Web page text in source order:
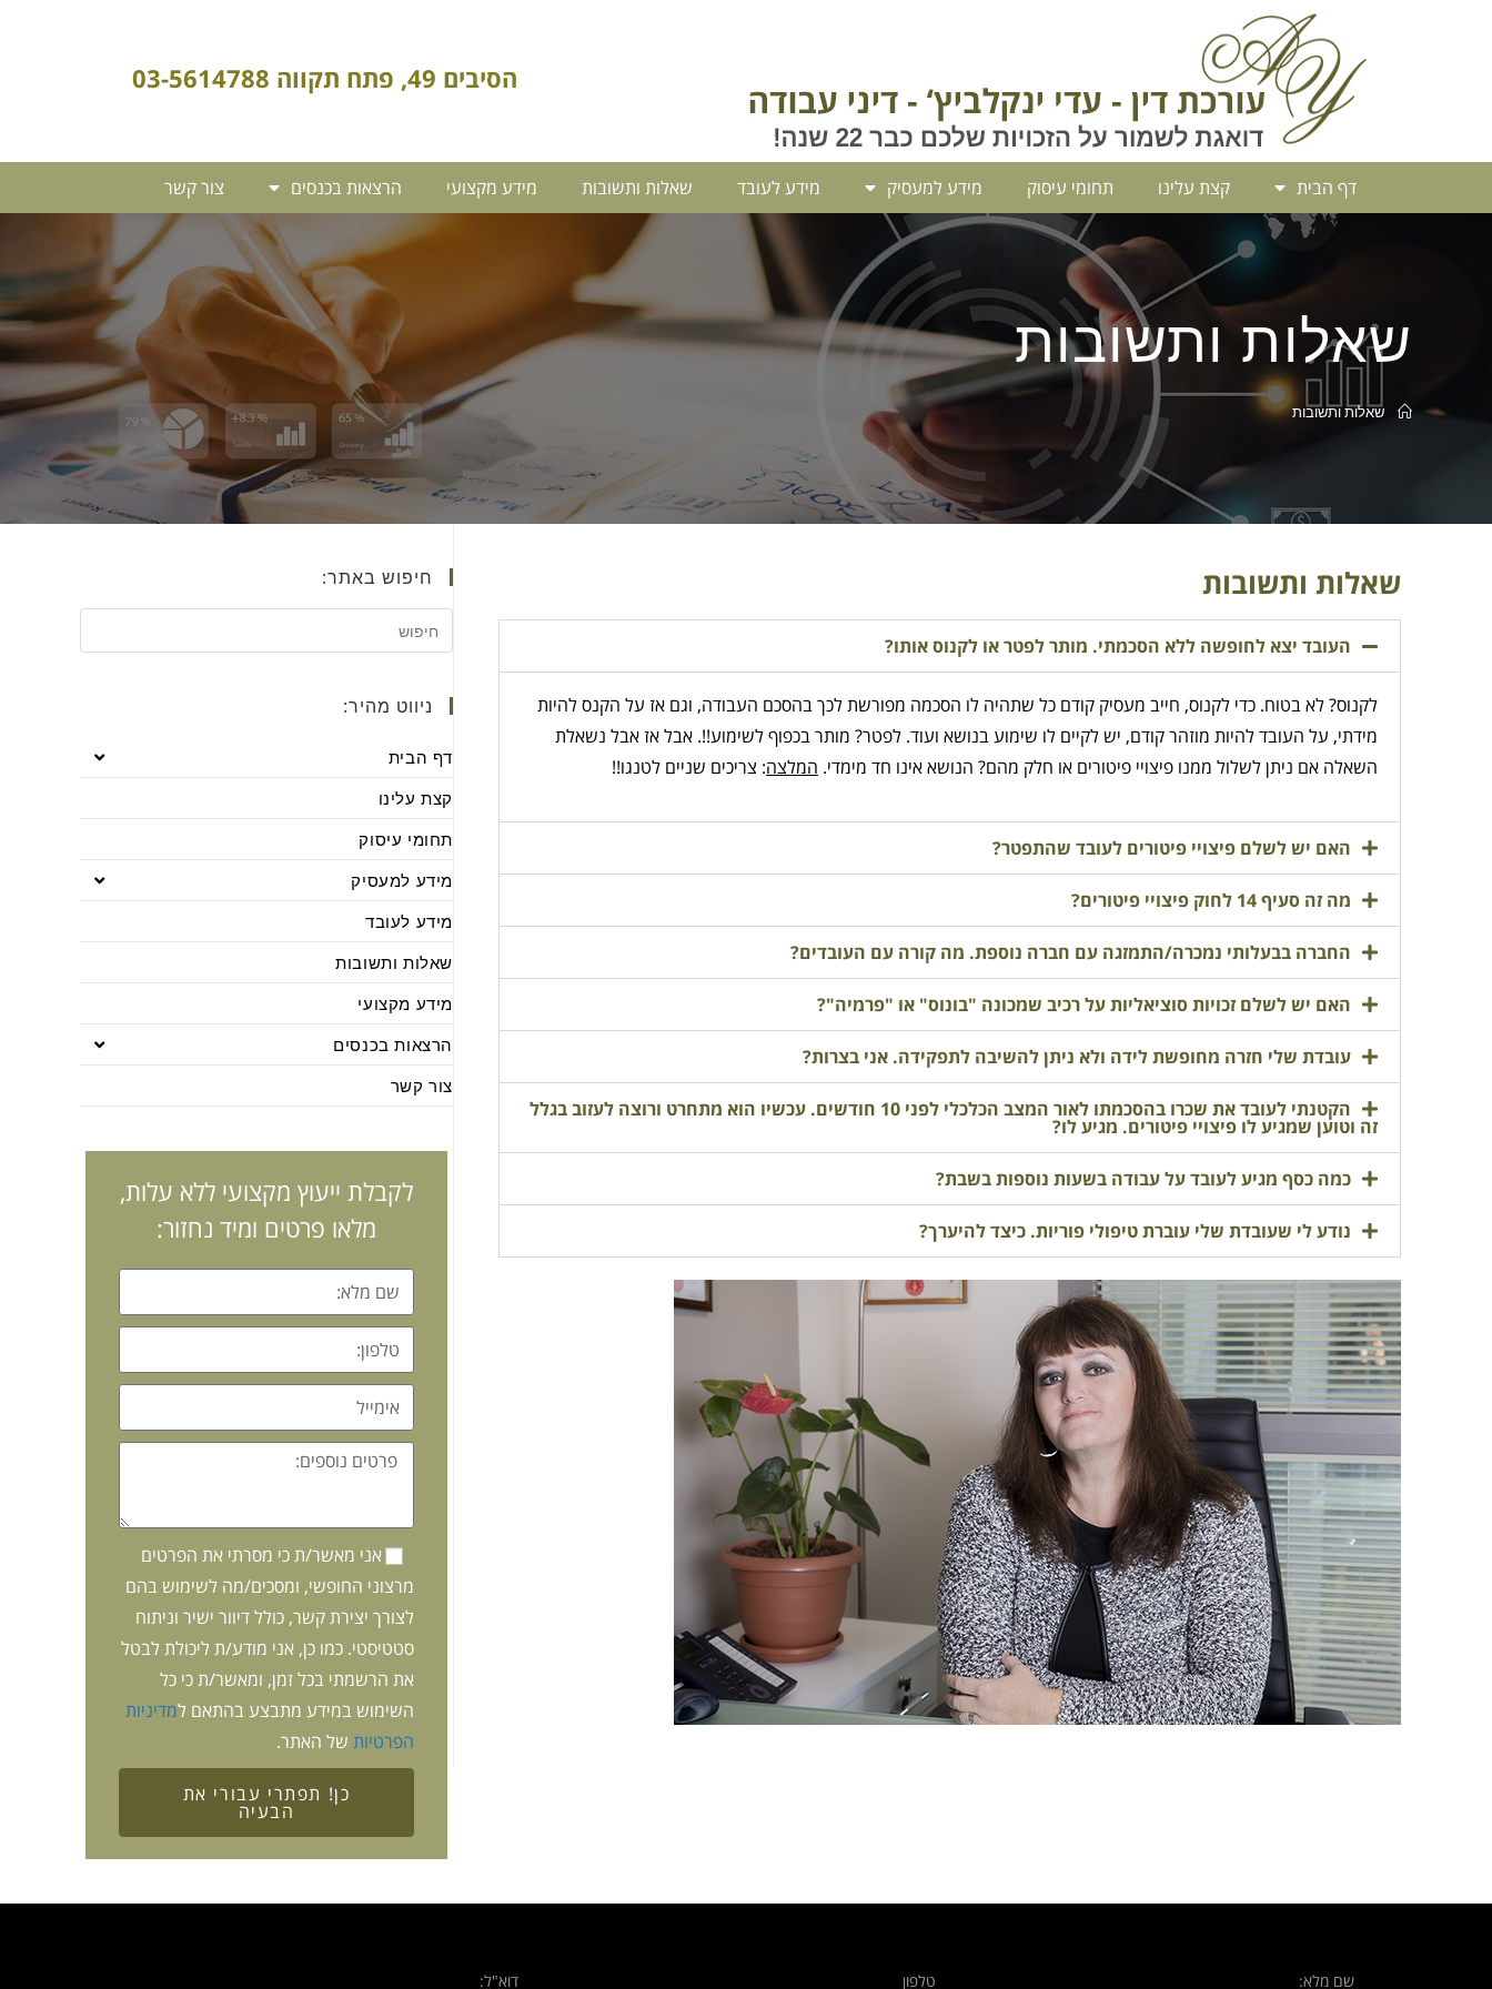
הסיבים 49, פתח תקווה 03-5614788
דף הבית קצת עלינו תחומי עיסוק מידע למעסיק מידע לעובד שאלות ותשובות מידע מקצועי הרצאות בכנסים צור קשר
שאלות ותשובות
שאלות ותשובות
שאלות ותשובות
העובד יצא לחופשה ללא הסכמתי. מותר לפטר או לקנוס אותו?
לקנוס? לא בטוח. כדי לקנוס, חייב מעסיק קודם כל שתהיה לו הסכמה מפורשת לכך בהסכם העבודה, וגם אז על הקנס להיות
מידתי, על העובד להיות מוזהר קודם, יש לקיים לו שימוע בנושא ועוד. לפטר? מותר בכפוף לשימוע!!. אבל אז אבל נשאלת
השאלה אם ניתן לשלול ממנו פיצויי פיטורים או חלק מהם? הנושא אינו חד מימדי. המלצה: צריכים שניים לטנגו!!
האם יש לשלם פיצויי פיטורים לעובד שהתפטר?
מה זה סעיף 14 לחוק פיצויי פיטורים?
החברה בבעלותי נמכרה/התמזגה עם חברה נוספת. מה קורה עם העובדים?
האם יש לשלם זכויות סוציאליות על רכיב שמכונה "בונוס" או "פרמיה"?
עובדת שלי חזרה מחופשת לידה ולא ניתן להשיבה לתפקידה. אני בצרות?
הקטנתי לעובד את שכרו בהסכמתו לאור המצב הכלכלי לפני 10 חודשים. עכשיו הוא מתחרט ורוצה לעזוב בגלל
זה וטוען שמגיע לו פיצויי פיטורים. מגיע לו?
כמה כסף מגיע לעובד על עבודה בשעות נוספות בשבת?
נודע לי שעובדת שלי עוברת טיפולי פוריות. כיצד להיערך?
חיפוש באתר:
ניווט מהיר:
דף הבית
קצת עלינו
תחומי עיסוק
מידע למעסיק
מידע לעובד
שאלות ותשובות
מידע מקצועי
הרצאות בכנסים
צור קשר
לקבלת ייעוץ מקצועי ללא עלות,
מלאו פרטים ומיד נחזור:
אני מאשר/ת כי מסרתי את הפרטים
מרצוני החופשי, ומסכים/מה לשימוש בהם
לצורך יצירת קשר, כולל דיוור ישיר וניתוח
סטטיסטי. כמו כן, אני מודע/ת ליכולת לבטל
את הרשמתי בכל זמן, ומאשר/ת כי כל
השימוש במידע מתבצע בהתאם למדיניות
הפרטיות של האתר.
כן! תפתרי עבורי את
הבעיה